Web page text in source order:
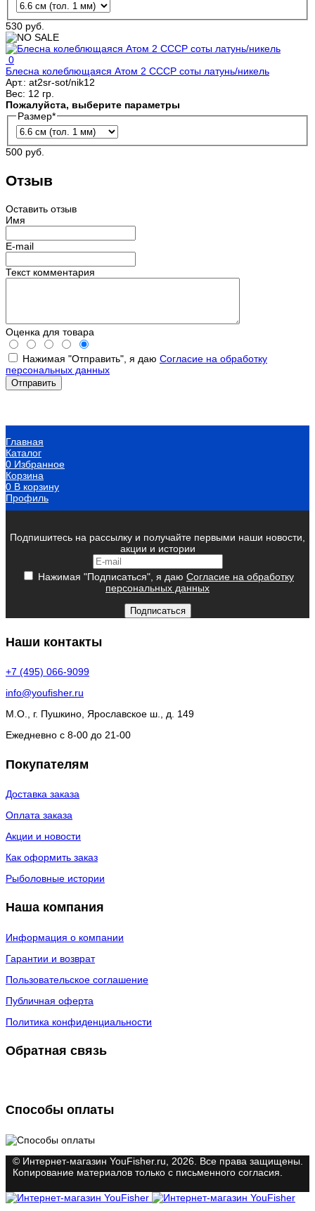
530 руб.
0
Блесна колеблющаяся Атом 2 СССР соты латунь/никель
Арт.: at2sr-sot/nik12
Вес: 12 гр.
Пожалуйста, выберите параметры
Размер*
500 руб.
Отзыв
Оставить отзыв
Имя
E-mail
Текст комментария
Оценка для товара
Нажимая "Отправить", я даю Согласие на обработку
персональных данных
Главная
Каталог
0 Избранное
Корзина
0 В корзину
Профиль
Подпишитесь на рассылку и получайте первыми наши новости,
акции и истории
Нажимая "Подписаться", я даю Согласие на обработку
персональных данных
Подписаться
Наши контакты
+7 (495) 066-9099
info@youfisher.ru
М.О., г. Пушкино, Ярославское ш., д. 149
Ежедневно с 8-00 до 21-00
Покупателям
Доставка заказа
Оплата заказа
Акции и новости
Как оформить заказ
Рыболовные истории
Наша компания
Информация о компании
Гарантии и возврат
Пользовательское соглашение
Публичная оферта
Политика конфиденциальности
Обратная связь
Способы оплаты
© Интернет-магазин YouFisher.ru, 2026. Все права защищены.
Копирование материалов только с письменного согласия.